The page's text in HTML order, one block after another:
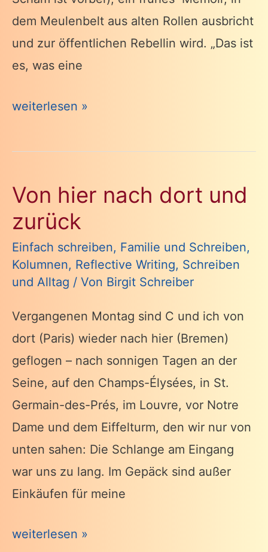
dem Meulenbelt aus alten Rollen ausbricht
und zur öffentlichen Rebellin wird. „Das ist
es, was eine
Schicksalstag
weiterlesen »
Von hier nach dort und
zurück
Einfach schreiben, Familie und Schreiben,
Kolumnen, Reflective Writing, Schreiben
und Alltag / Von Birgit Schreiber
Vergangenen Montag sind C und ich von
dort (Paris) wieder nach hier (Bremen)
geflogen – nach sonnigen Tagen an der
Seine, auf den Champs-Élysées, in St.
Germain-des-Prés, im Louvre, vor Notre
Dame und dem Eiffelturm, den wir nur von
unten sahen: Die Schlange am Eingang
war uns zu lang. Im Gepäck sind außer
Einkäufen für meine
Von
weiterlesen »